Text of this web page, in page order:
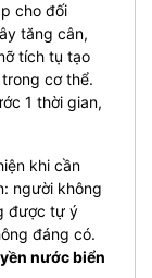
cho đối
tăng cân,
tích tụ tạo
cơ thể.
1 thời gian,
khi cần
người không
được tự ý
đáng có.
nước biển